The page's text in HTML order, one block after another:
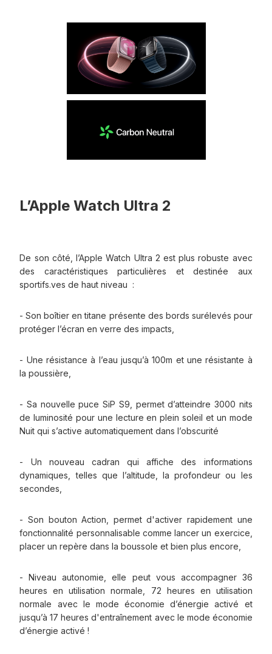
L’Apple Watch Ultra 2
De son côté, l’Apple Watch Ultra 2 est plus robuste avec
des caractéristiques particulières et destinée aux
sportifs.ves de haut niveau :
- Son boîtier en titane présente des bords surélevés pour
protéger l’écran en verre des impacts,
- Une résistance à l’eau jusqu’à 100m et une résistante à
la poussière,
- Sa nouvelle puce SiP S9, permet d’atteindre 3000 nits
de luminosité pour une lecture en plein soleil et un mode
Nuit qui s’active automatiquement dans l’obscurité
- Un nouveau cadran qui affiche des informations
dynamiques, telles que l’altitude, la profondeur ou les
secondes,
- Son bouton Action, permet d'activer rapidement une
fonctionnalité personnalisable comme lancer un exercice,
placer un repère dans la boussole et bien plus encore,
- Niveau autonomie, elle peut vous accompagner 36
heures en utilisation normale, 72 heures en utilisation
normale avec le mode économie d’énergie activé et
jusqu’à 17 heures d'entraînement avec le mode économie
d’énergie activé !